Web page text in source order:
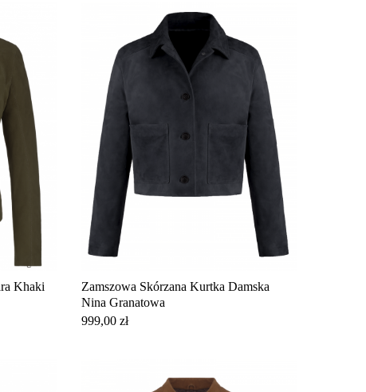
Khaki
Zamszowa Skórzana Kurtka Damska
Nina Granatowa
Cena
999,00 zł